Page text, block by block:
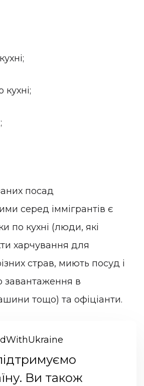
кухні;
посад
серед іммігрантів є
по кухні (люди, які
харчування для
страв, миють посуд і
завантаження в
тощо) та офіціанти.
Ви також